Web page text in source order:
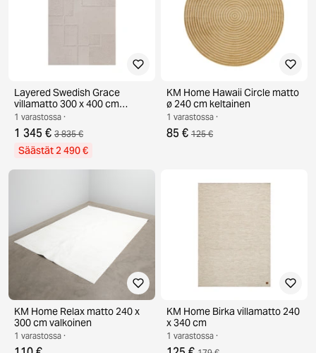
Layered Swedish Grace
villamatto 300 x 400 cm
Oatmeal
1 varastossa ·
1 345 € 3 835 €
Säästät 2 490 €
KM Home Hawaii Circle matto
ø 240 cm keltainen
1 varastossa ·
85 € 125 €
KM Home Relax matto 240 x
300 cm valkoinen
1 varastossa ·
KM Home Birka villamatto 240
x 340 cm
1 varastossa ·